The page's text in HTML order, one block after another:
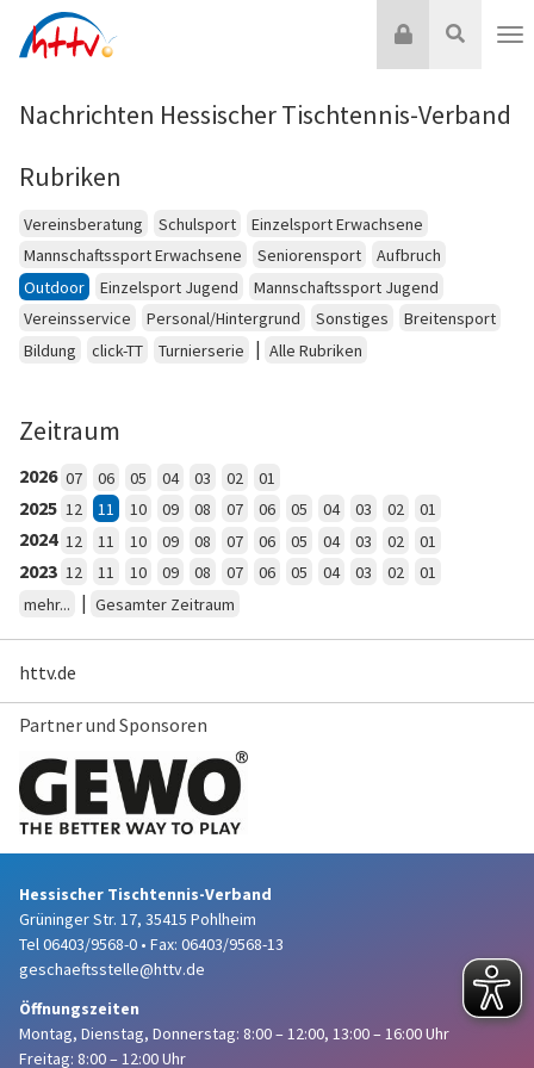
Inhalt
Suche
Login
Nachrichten Hessischer Tischtennis-Verband
Rubriken
Vereinsberatung Schulsport
Einzelsport Erwachsene
Mannschaftssport Erwachsene
Seniorensport
Aufbruch
Outdoor
Einzelsport Jugend
Mannschaftssport Jugend
Vereinsservice
Personal/Hintergrund Sonstiges
Breitensport
Bildung
click-TT Turnierserie | Alle Rubriken
Zeitraum
2026 07 06 05 04 03 02 01
2025 12 11 10 09 08 07 06 05 04 03 02 01
2024 12 11 10 09 08 07 06 05 04 03 02 01
2023 12 11 10 09 08 07 06 05 04 03 02
01
mehr...
| Gesamter Zeitraum
httv.de
Partner und Sponsoren
Hessischer Tischtennis-Verband
Grüninger Str. 17, 35415 Pohlheim
Tel 06403/9568-0 • Fax: 06403/9568-13
geschaeftsstelle@httv.de
Öffnungszeiten
Montag, Dienstag, Donnerstag: 8:00 – 12:00, 13:00 – 16:00 Uhr
Freitag: 8:00 – 12:00 Uhr